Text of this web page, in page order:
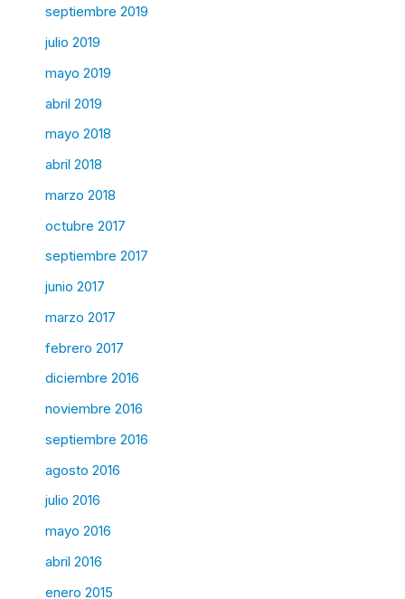
septiembre 2019
julio 2019
mayo 2019
abril 2019
mayo 2018
abril 2018
marzo 2018
octubre 2017
septiembre 2017
junio 2017
marzo 2017
febrero 2017
diciembre 2016
noviembre 2016
septiembre 2016
agosto 2016
julio 2016
mayo 2016
abril 2016
enero 2015